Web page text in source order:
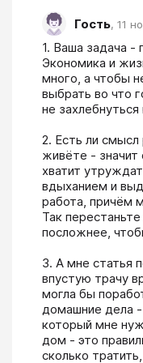
Гость, 11
1. Ваша задача -
Экономика и
много, а чтобы
выбрать во что
не
2. Есть ли
живёте - значит
хватит
вдыханием и
работа, причём
Так
посложнее,
3. А мне статья
впустую трачу
могла бы
домашние дела -
который мне
дом - это
сколько